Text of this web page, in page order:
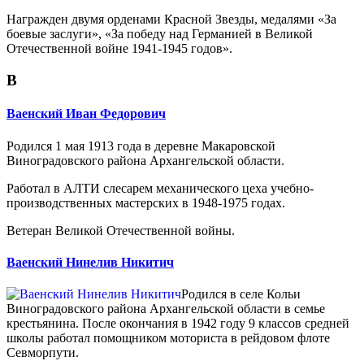
Награжден двумя орденами Красной Звезды, медалями «За
боевые заслуги», «За победу над Германией в Великой
Отечественной войне 1941-1945 годов».
В
Ваенский Иван Федорович
Родился 1 мая 1913 года в деревне Макаровской
Виноградовского района Архангельской области.
Работал в АЛТИ слесарем механического цеха учебно-
производственных мастерских в 1948-1975 годах.
Ветеран Великой Отечественной войны.
Ваенский Нинелив Никитич
Родился в селе Кольи
Виноградовского района Архангельской области в семье
крестьянина. После окончания в 1942 году 9 классов средней
школы работал помощником моториста в рейдовом флоте
Севморпути.